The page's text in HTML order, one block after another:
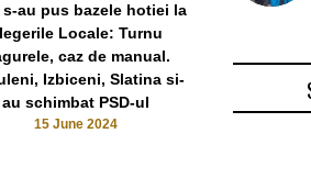
s-au pus bazele hotiei la
Locale: Turnu
caz de manual.
Izbiceni, Slatina si-
au schimbat PSD-ul
15 June 2024
Video si Foto
Turnu
17